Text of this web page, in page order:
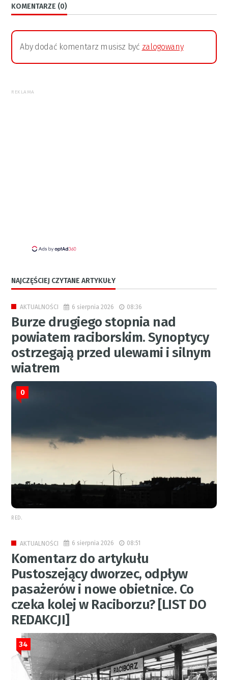
KOMENTARZE (0)
Aby dodać komentarz musisz być zalogowany
REKLAMA
NAJCZĘŚCIEJ CZYTANE ARTYKUŁY
AKTUALNOŚCI 6 sierpnia 2026 08:36
Burze drugiego stopnia nad
powiatem raciborskim. Synoptycy
ostrzegają przed ulewami i silnym
wiatrem
0
RED.
AKTUALNOŚCI 6 sierpnia 2026 08:51
Komentarz do artykułu
Pustoszejący dworzec, odpływ
pasażerów i nowe obietnice. Co
czeka kolej w Raciborzu? [LIST DO
REDAKCJI]
34